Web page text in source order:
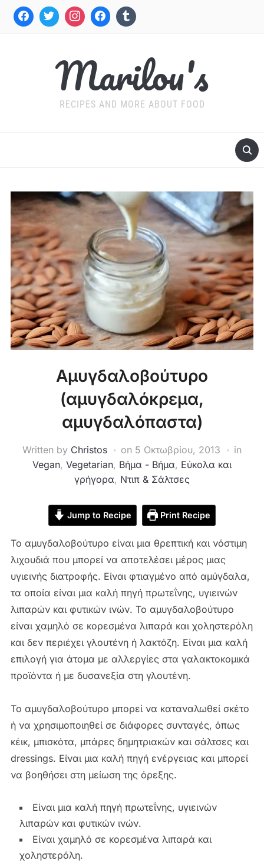
Marilou's
RECIPES AND MORE ABOUT FOOD
Αμυγδαλοβούτυρο
(αμυγδαλόκρεμα,
αμυγδαλόπαστα)
Written by Christos on 5 Οκτωβρίου, 2013
in
Vegan, Vegetarian, Βήμα - Βήμα, Εύκολα και
γρήγορα, Ντιπ & Σάλτσες
Jump to Recipe Print Recipe
Το αμυγδαλοβούτυρο είναι μια θρεπτική και νόστιμη
λιχουδιά που μπορεί να αποτελέσει μέρος μιας
υγιεινής διατροφής. Είναι φτιαγμένο από αμύγδαλα,
τα οποία είναι μια καλή πηγή πρωτεΐνης, υγιεινών
λιπαρών και φυτικών ινών. Το αμυγδαλοβούτυρο
είναι χαμηλό σε κορεσμένα λιπαρά και χοληστερόλη
και δεν περιέχει γλουτένη ή λακτόζη. Είναι μια καλή
επιλογή για άτομα με αλλεργίες στα γαλακτοκομικά
προϊόντα ή με δυσανεξία στη γλουτένη.
Το αμυγδαλοβούτυρο μπορεί να καταναλωθεί σκέτο
ή να χρησιμοποιηθεί σε διάφορες συνταγές, όπως
κέικ, μπισκότα, μπάρες δημητριακών και σάλτσες και
dressings. Είναι μια καλή πηγή ενέργειας και μπορεί
να βοηθήσει στη μείωση της όρεξης.
Είναι μια καλή πηγή πρωτεΐνης, υγιεινών
λιπαρών και φυτικών ινών.
Είναι χαμηλό σε κορεσμένα λιπαρά και
χοληστερόλη.